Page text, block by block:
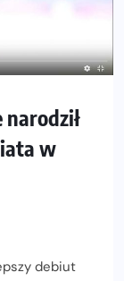
narodził
w
debiut